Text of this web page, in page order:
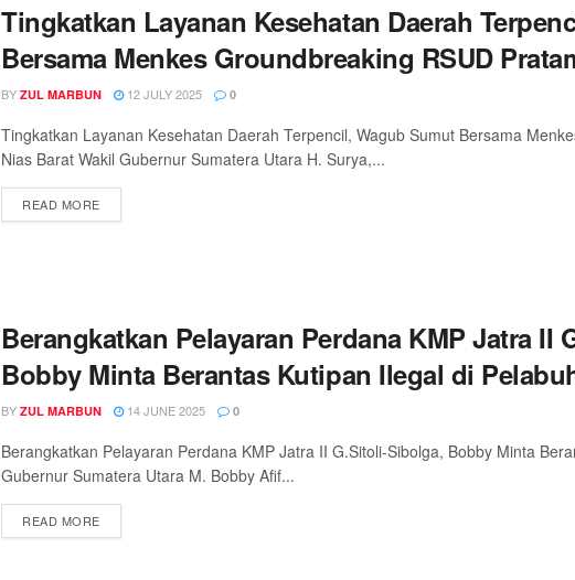
Tingkatkan Layanan Kesehatan Daerah
Bersama Menkes Groundbreaking RSUD
BY ZUL MARBUN 12 JULY 2025 0
Tingkatkan Layanan Kesehatan Daerah Terpencil, Wagub Sumut Bersama
Nias Barat Wakil Gubernur Sumatera Utara H. Surya,...
READ MORE
Berangkatkan Pelayaran Perdana KMP Jatra II
Bobby Minta Berantas Kutipan Ilegal di
BY ZUL MARBUN 14 JUNE 2025 0
Berangkatkan Pelayaran Perdana KMP Jatra II G.Sitoli-Sibolga, Bobby Minta
Gubernur Sumatera Utara M. Bobby Afif...
READ MORE